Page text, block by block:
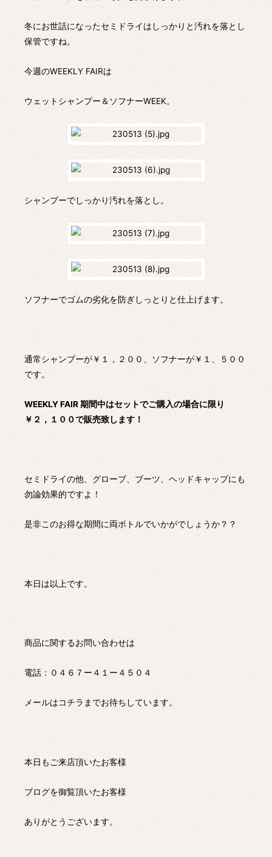
冬にお世話になったセミドライはしっかりと汚れを落とし
保管ですね。
今週のWEEKLY FAIRは
ウェットシャンプー＆ソフナーWEEK。
シャンプーでしっかり汚れを落とし。
ソフナーでゴムの劣化を防ぎしっとりと仕上げます。
通常シャンプーが￥１，２００、ソフナーが￥１、５００
です。
WEEKLY FAIR 期間中はセットでご購入の場合に限り
￥２，１００で販売致します！
セミドライの他、グローブ、ブーツ、ヘッドキャップにも
勿論効果的ですよ！
是非このお得な期間に両ボトルでいかがでしょうか？？
本日は以上です。
商品に関するお問い合わせは
電話：０４６７ー４１ー４５０４
メールはコチラ までお待ちしています。
本日もご来店頂いたお客様
ブログを御覧頂いたお客様
ありがとうございます。